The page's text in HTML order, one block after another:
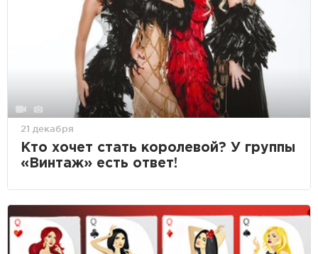
21 декабря
Кто хочет стать королевой? У группы
«Винтаж» есть ответ!